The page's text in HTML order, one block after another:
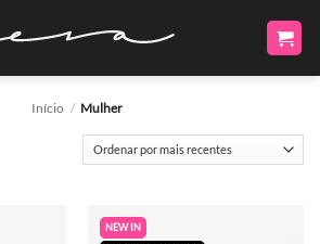
Início / Mulher
NEW IN